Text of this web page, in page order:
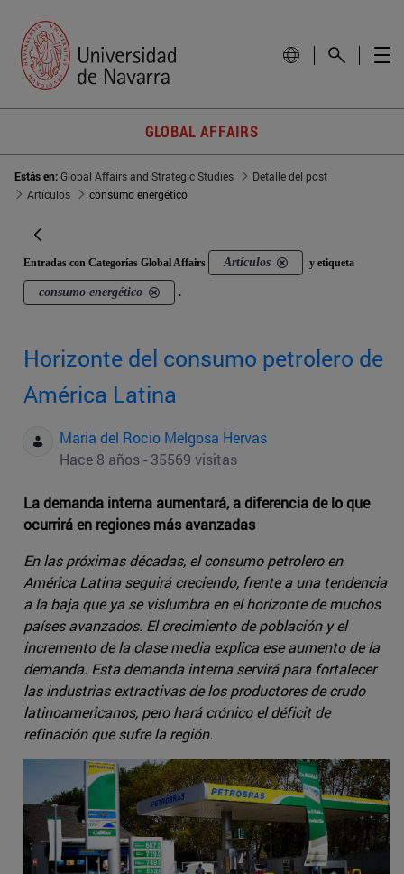
GLOBAL AFFAIRS
Estás en:Global Affairs and Strategic Studies
Detalle del post
Artículos
consumo energético
Entradas con Categorías Global Affairs Artículos y etiqueta
consumo energético .
Horizonte del consumo petrolero de
América Latina
Maria del Rocio Melgosa Hervas
Hace 8 años - 35569 visitas
La demanda interna aumentará, a diferencia de lo que
ocurrirá en regiones más avanzadas
En las próximas décadas, el consumo petrolero en
América Latina seguirá creciendo, frente a una tendencia
a la baja que ya se vislumbra en el horizonte de muchos
países avanzados. El crecimiento de población y el
incremento de la clase media explica ese aumento de la
demanda. Esta demanda interna servirá para fortalecer
las industrias extractivas de los productores de crudo
latinoamericanos, pero hará crónico el déficit de
refinación que sufre la región.